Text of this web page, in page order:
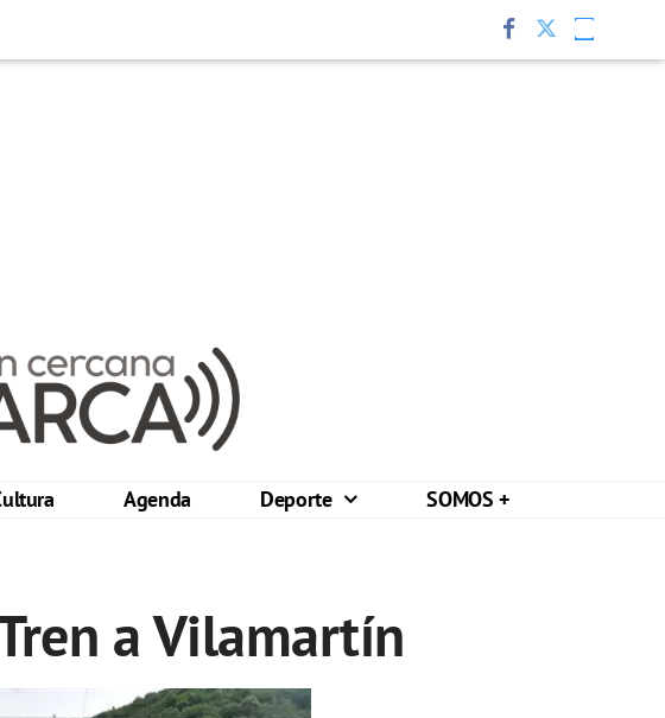
Agenda Deporte SOMOS +
a Vilamartín